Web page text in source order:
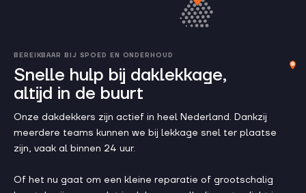
BEREIKBAAR BIJ SPOED EN ONDERHOUD
Snelle hulp bij daklekkage,
altijd in de buurt
Onze dakdekkers zijn actief in heel Nederland. Dankzij
meerdere teams kunnen we bij lekkage snel ter plaatse
zijn, vaak al binnen 24 uur.
Of het nu gaat om een kleine reparatie of grootschalig